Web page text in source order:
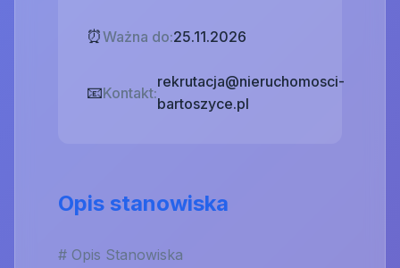
⏰Ważna do:25.11.2026
📧Kontakt:
rekrutacja@nieruchomosci-
bartoszyce.pl
Opis stanowiska
# Opis Stanowiska